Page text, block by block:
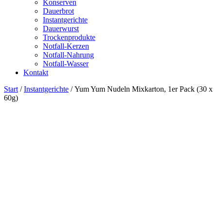
Konserven
Dauerbrot
Instantgerichte
Dauerwurst
Trockenprodukte
Notfall-Kerzen
Notfall-Nahrung
Notfall-Wasser
Kontakt
Start /Instantgerichte / Yum Yum Nudeln Mixkarton, 1er Pack (30 x
60g)